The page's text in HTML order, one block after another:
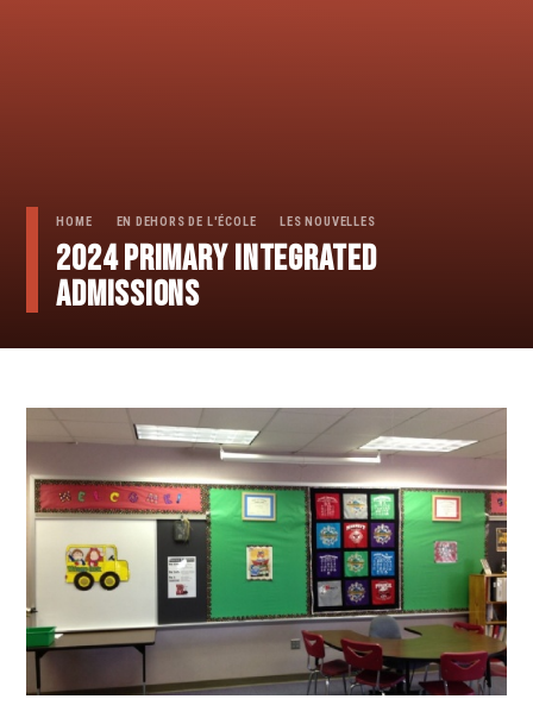
HOME EN DEHORS DE L'ÉCOLE LES NOUVELLES
2024 PRIMARY integrated
ADMISSIONS